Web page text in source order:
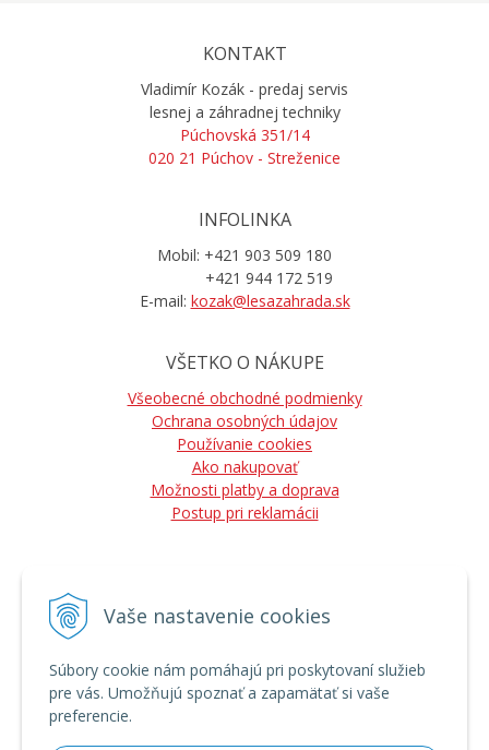
Vaše nastavenie cookies
Súbory cookie nám pomáhajú pri poskytovaní služieb
pre vás. Umožňujú spoznať a zapamätať si vaše
preferencie.
KONTAKT
Vladimír Kozák - predaj servis
lesnej a záhradnej techniky
Púchovská 351/14
020 21 Púchov - Streženice
INFOLINKA
Mobil: +421 903 509 180
+421 944 172 519
E-mail: kozak@lesazahrada.sk
VŠETKO O NÁKUPE
Všeobecné obchodné podmienky
Ochrana osobných údajov
Používanie cookies
Ako nakupovať
Možnosti platby a doprava
Postup pri reklamácii